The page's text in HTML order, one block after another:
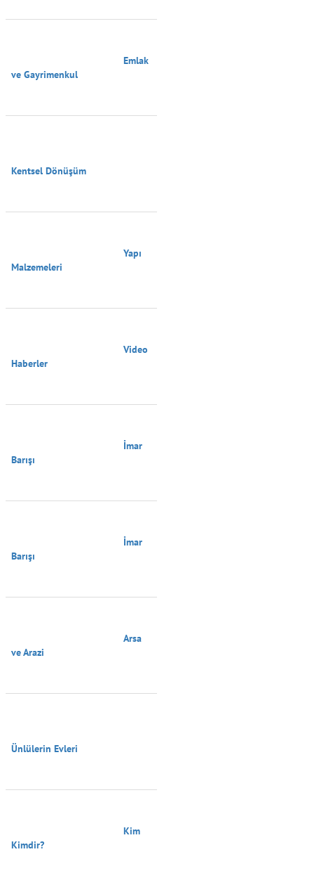
ve Gayrimenkul
Kentsel Dönüşüm
Malzemeleri
Haberler
Barışı
Barışı
ve Arazi
Ünlülerin Evleri
Kimdir?